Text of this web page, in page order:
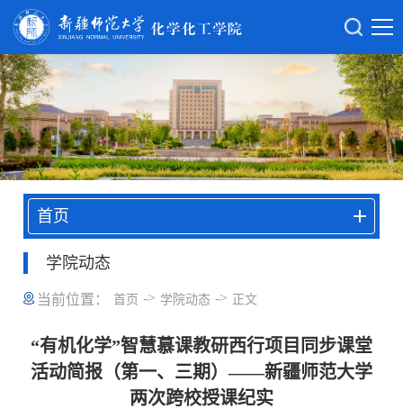
首页
学院动态
当前位置： 首页 -> 学院动态 -> 正文
“有机化学”智慧慕课教研西行项目同步课堂
活动简报（第一、三期）——新疆师范大学
两次跨校授课纪实